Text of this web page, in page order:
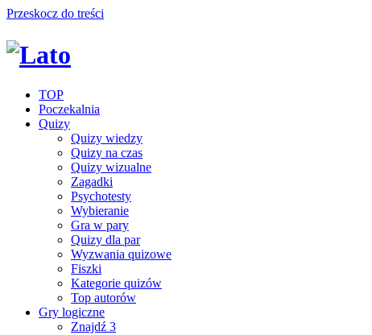
Przeskocz do treści
TOP
Poczekalnia
Quizy
Quizy wiedzy
Quizy na czas
Quizy wizualne
Zagadki
Psychotesty
Wybieranie
Gra w pary
Quizy dla par
Wyzwania quizowe
Fiszki
Kategorie quizów
Top autorów
Gry logiczne
Znajdź 3